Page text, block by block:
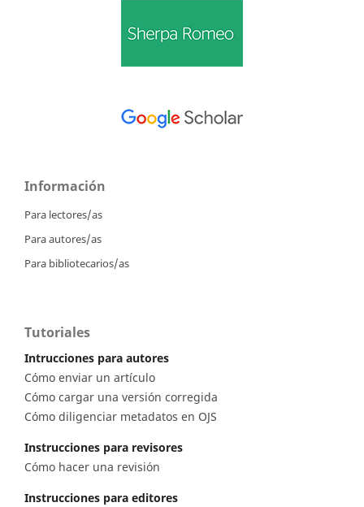
Información
Para lectores/as
Para autores/as
Para bibliotecarios/as
Tutoriales
Intrucciones para autores
Cómo enviar un artículo
Cómo cargar una versión corregida
Cómo diligenciar metadatos en OJS
Instrucciones para revisores
Cómo hacer una revisión
Instrucciones para editores